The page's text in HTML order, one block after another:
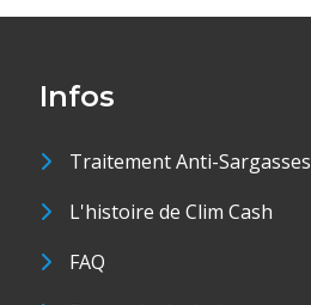
Infos
Traitement Anti-Sargasses
L'histoire de Clim Cash
FAQ